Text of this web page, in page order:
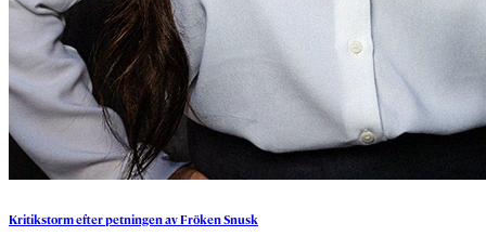
KritikstormefterpetningenavFrökenSnusk